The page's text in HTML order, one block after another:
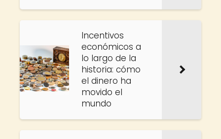
Incentivos
económicos a
lo largo de la
historia: cómo
el dinero ha
movido el
mundo